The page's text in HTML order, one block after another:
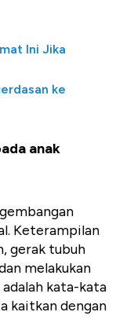
Ini Jika
ke
anak
Keterampilan
gerak tubuh
melakukan
kata-kata
kaitkan dengan